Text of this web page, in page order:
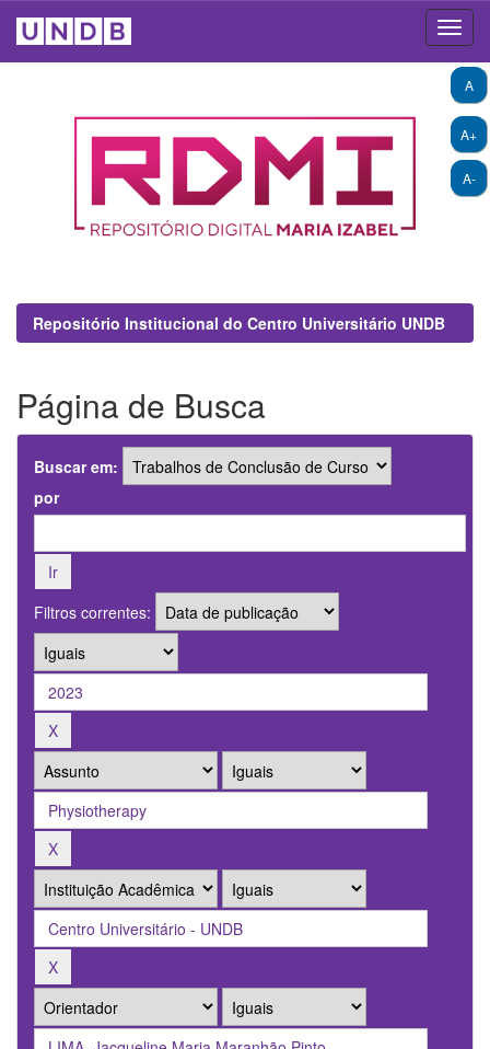
A+
A-
A
Repositório Institucional do Centro Universitário UNDB
Página de Busca
Buscar em:
por
Filtros correntes: